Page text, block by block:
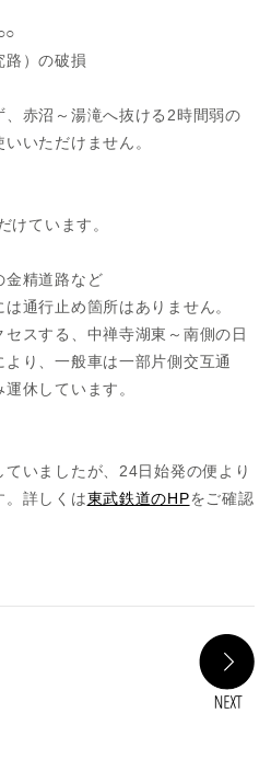
）の破損
赤沼～湯滝へ抜ける2時間弱の
いただけません。
けています。
精道路など
通行止め箇所はありません。
スする、中禅寺湖東～南側の日
り、一般車は一部片側交互通
休しています。
いましたが、24日始発の便より
。詳しくは東武鉄道のHPをご確認